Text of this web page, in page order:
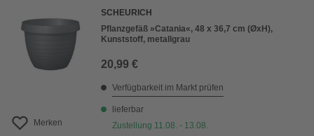
Merken
SCHEURICH
Pflanzgefäß »Catania«, 48 x 36,7 cm (ØxH),
Kunststoff, metallgrau
20,99 €
Verfügbarkeit im Markt prüfen
lieferbar
Zustellung 11.08. - 13.08.